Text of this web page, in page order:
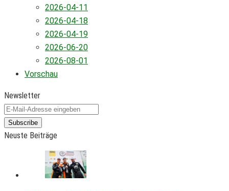
2026-04-11
2026-04-18
2026-04-19
2026-06-20
2026-08-01
Vorschau
Newsletter
Subscribe
Neuste Beiträge